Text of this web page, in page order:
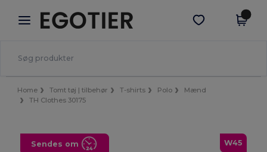
× Egotier-app
Bedre priser i appen!
Hent app
Home Tomt tøj | tilbehør T-shirts Polo
Mænd
TH Clothes 30175
W45
Sendes om